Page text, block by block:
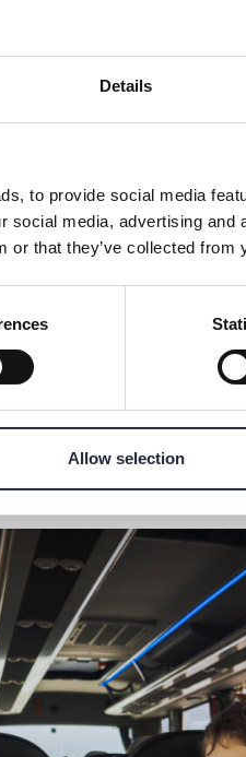
Details
to provide social media
social media, advertising
or that they’ve collected
Allow selection
att klara av att genomföra
det här noga, och
lika bra på förnybart
här aldrig gått att
för nästa
Omställningen är gjord.
transporter för barn,
skapat. Det är för dem vi